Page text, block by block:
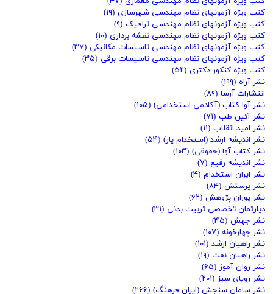
کتب ویژه آزمونهای نظام مهندسی شهرسازی (۱۹)
کتب ویژه آزمونهای نظام مهندسی ترافیک (۹)
کتب ویژه آزمونهای نظام مهندسی نقشه برداری (۱۰)
کتب ویژه آزمونهای نظام مهندسی تاسیسات مکانیکی (۳۷)
کتب ویژه آزمونهای نظام مهندسی تاسیسات برقی (۳۵)
کتب ویژه کنکور دکتری (۵۲)
نشر آراه (۱۹۹)
انتشارات آرسا (۸۹)
نشر آوا کتاب (آکادمی استخدامی) (۱۰۵)
نشر آئین طب (۷۱)
نشر امید انقلاب (۱۱)
نشر اندیشه ارشد (استخدام یار) (۵۴)
نشر کتاب آوا (حقوقی) (۱۰۳)
نشر اندیشه رفیع (۷)
نشر ایران استخدام (۴)
نشر پرستش (۸۴)
نشر پوران پژوهش (۶۲)
دپارتمان تخصصی تربیت بدنی (۳۱)
نشر جهش (۴۵)
نشر چهارخونه (۱۰۷)
نشر راهیان ارشد (۱۰۱)
نشر راهیان نفت (۱۹)
نشر روان آموز (۶۵)
نشر رویای سبز (۲۰۱)
نشر سامان سنجش (ایران فرهنگ) (۲۶۶)